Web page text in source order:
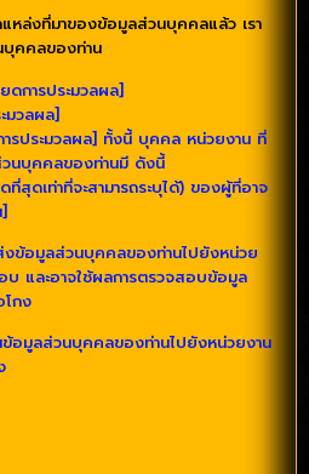
หล่งที่มาของข้อมูลส่วนบุคคลแล้ว เรา
บุคคลของท่าน
ดการประมวลผล]
มวลผล]
ารประมวลผล] ทั้งนี้ บุคคล หน่วยงาน ที่
วนบุคคลของท่านมี ดังนี้
สุดเท่าที่จะสามารถระบุได้) ของผู้ที่อาจ
งข้อมูลส่วนบุคคลของท่านไปยังหน่วย
และอาจใช้ผลการตรวจสอบข้อมูล
โกง
นข้อมูลส่วนบุคคลของท่านไปยังหน่วยงาน